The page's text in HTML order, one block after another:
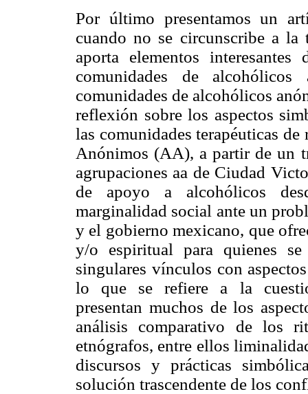
Por último presentamos un
cuando no se circunscribe a la
aporta elementos
comunidades de
comunidades de alcohólicos
reflexión sobre los aspectos
las comunidades terapéuticas
Anónimos (AA), a partir de un
agrupaciones aa de Ciudad
de apoyo a alcohólicos
marginalidad social ante un
y el gobierno mexicano, que
y/o espiritual para quienes
singulares vínculos con
lo que se refiere a la
presentan muchos de los
análisis comparativo de los
etnógrafos, entre ellos
discursos y prácticas
solución trascendente de los